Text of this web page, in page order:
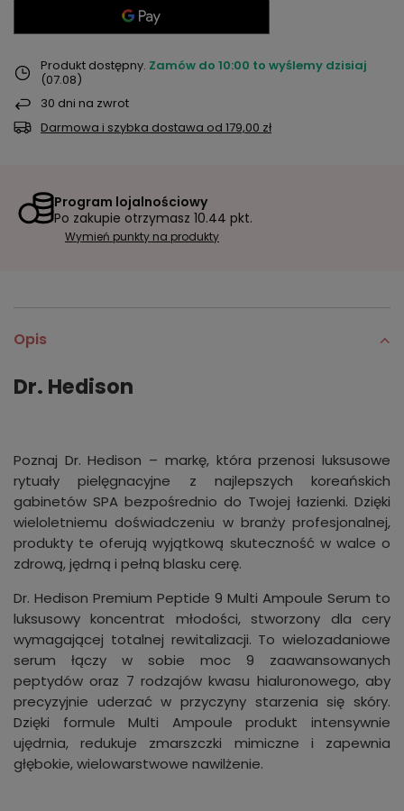
Produkt dostępny Zamów do 10:00 to wyślemy dzisiaj
(07.08)
30 dni na zwrot
Darmowa i szybka dostawa od 179,00 zł
Program lojalnościowy
Po zakupie otrzymasz 10.44 pkt.
Wymień punkty na produkty
Opis
Dr. Hedison
Poznaj Dr. Hedison – markę, która przenosi luksusowe
rytuały pielęgnacyjne z najlepszych koreańskich
gabinetów SPA bezpośrednio do Twojej łazienki. Dzięki
wieloletniemu doświadczeniu w branży profesjonalnej,
produkty te oferują wyjątkową skuteczność w walce o
zdrową, jędrną i pełną blasku cerę.
Dr. Hedison Premium Peptide 9 Multi Ampoule Serum to
luksusowy koncentrat młodości, stworzony dla cery
wymagającej totalnej rewitalizacji. To wielozadaniowe
serum łączy w sobie moc 9 zaawansowanych
peptydów oraz 7 rodzajów kwasu hialuronowego, aby
precyzyjnie uderzać w przyczyny starzenia się skóry.
Dzięki formule Multi Ampoule produkt intensywnie
ujędrnia, redukuje zmarszczki mimiczne i zapewnia
głębokie, wielowarstwowe nawilżenie.